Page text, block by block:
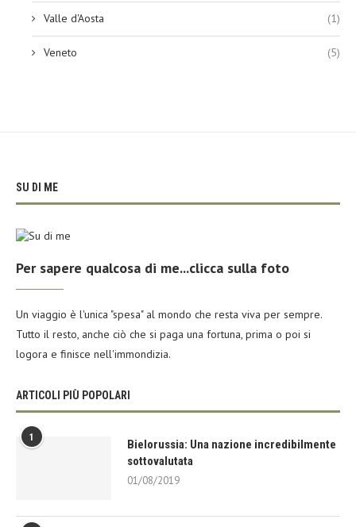
Valle d'Aosta (1)
Veneto (5)
SU DI ME
Per sapere qualcosa di me...clicca sulla foto
Un viaggio è l'unica "spesa" al mondo che resta viva per sempre.
Tutto il resto, anche ciò che si paga una fortuna, prima o poi si
logora e finisce nell'immondizia.
ARTICOLI PIÙ POPOLARI
1
Bielorussia: Una nazione incredibilmente
sottovalutata
01/08/2019